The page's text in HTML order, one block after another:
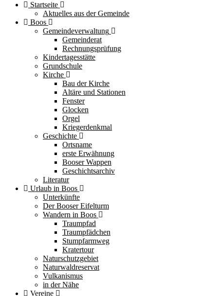
Startseite
Aktuelles aus der Gemeinde
Boos
Gemeindeverwaltung
Gemeinderat
Rechnungsprüfung
Kindertagesstätte
Grundschule
Kirche
Bau der Kirche
Altäre und Stationen
Fenster
Glocken
Orgel
Kriegerdenkmal
Geschichte
Ortsname
erste Erwähnung
Booser Wappen
Geschichtsarchiv
Literatur
Urlaub in Boos
Unterkünfte
Der Booser Eifelturm
Wandern in Boos
Traumpfad
Traumpfädchen
Stumpfarmweg
Kratertour
Naturschutzgebiet
Naturwaldreservat
Vulkanismus
in der Nähe
Vereine